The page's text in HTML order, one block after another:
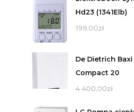
Hd23 (1341Elb)
199,00zł
De Dietrich Baxi
Compact 20
4 400,00zł